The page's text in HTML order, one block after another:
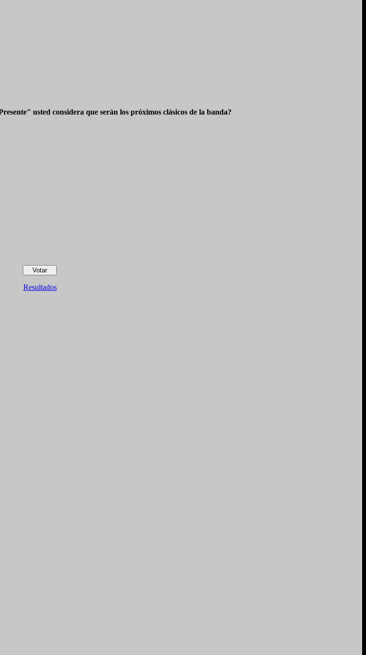
usted considera que serán los próximos clásicos de la banda?
Resultados